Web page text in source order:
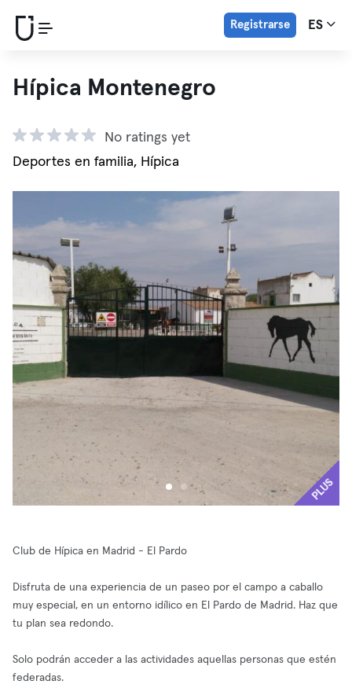
Registrarse ES
Hípica Montenegro
No ratings yet
Deportes en familia, Hípica
PLUS
Club de Hípica en Madrid - El Pardo
Disfruta de una experiencia de un paseo por el campo a caballo
muy especial, en un entorno idílico en El Pardo de Madrid. Haz que
tu plan sea redondo.
Solo podrán acceder a las actividades aquellas personas que estén
federadas.